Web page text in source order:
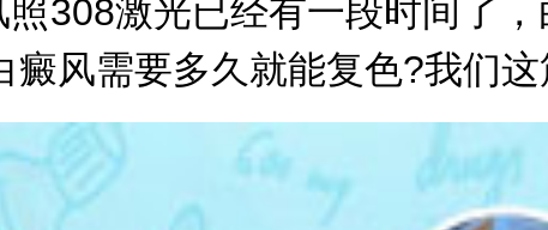
激光已经有一段时间了，
风需要多久就能复色?我们这